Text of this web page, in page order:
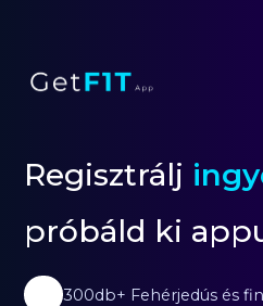
Regisztrálj
próbáld ki
300db+ Fehérjedús és